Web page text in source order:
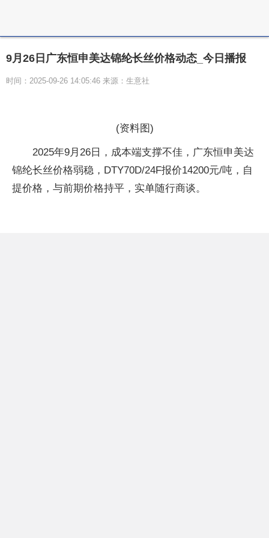
9月26日广东恒申美达锦纶长丝价格动态_今日播报
时间：2025-09-26 14:05:46 来源：生意社
(资料图)
2025年9月26日，成本端支撑不佳，广东恒申美达
锦纶长丝价格弱稳，DTY70D/24F报价14200元/吨，自
提价格，与前期价格持平，实单随行商谈。